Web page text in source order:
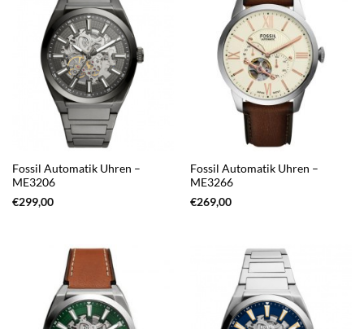
Fossil Automatik Uhren –
ME3206
€299,00
Fossil Automatik Uhren –
ME3266
€269,00